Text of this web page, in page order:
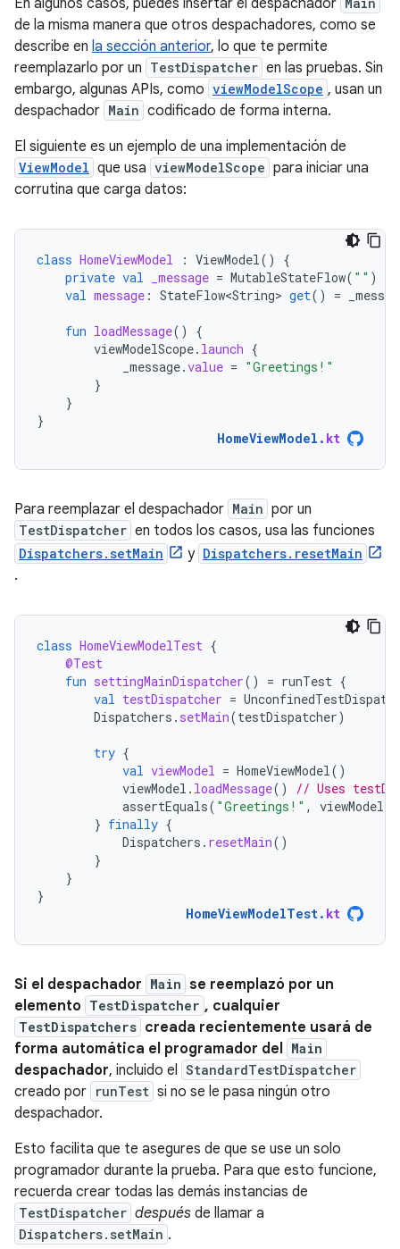
En algunos casos, puedes insertar el despachador
de la misma manera que otros despachadores, como se
describe en la sección anterior, lo que te permite
reemplazarlo por un TestDispatcher en las pruebas. Sin
embargo, algunas APIs, como viewModelScope , usan un
despachador Main codificado de forma interna.
El siguiente es un ejemplo de una implementación de
ViewModel que usa viewModelScope para iniciar una
corrutina que carga datos:
class HomeViewModel : ViewModel()
{
private val _message = MutableStateFlow( "" )
val message : StateFlow<String> get() =
fun loadMessage()
{
viewModelScope. launch {
_message.value = "Greetings!"
}
}
}
HomeViewModel . kt
Para reemplazar el despachador Main por un
TestDispatcher en todos los casos, usa las funciones
Dispatchers.setMain y Dispatchers.resetMain
.
class HomeViewModelTest {
@Test
fun settingMainDispatcher() = runTest {
val testDispatcher =
Dispatchers . setMain(testDispatcher)
try {
val viewModel = HomeViewModel()
viewModel . loadMessage()
// Uses
assertEquals( "Greetings!" , viewModel
} finally {
Dispatchers . resetMain()
}
}
}
HomeViewModelTest. kt
Si el despachador Main se reemplazó por un
elemento TestDispatcher , cualquier
TestDispatchers creada recientemente usará de
forma automática el programador del Main
despachador, incluido el StandardTestDispatcher
creado por runTest si no se le pasa ningún otro
despachador.
Esto facilita que te asegures de que se use un solo
programador durante la prueba. Para que esto funcione,
recuerda crear todas las demás instancias de
TestDispatcher después de llamar a
Dispatchers.setMain .